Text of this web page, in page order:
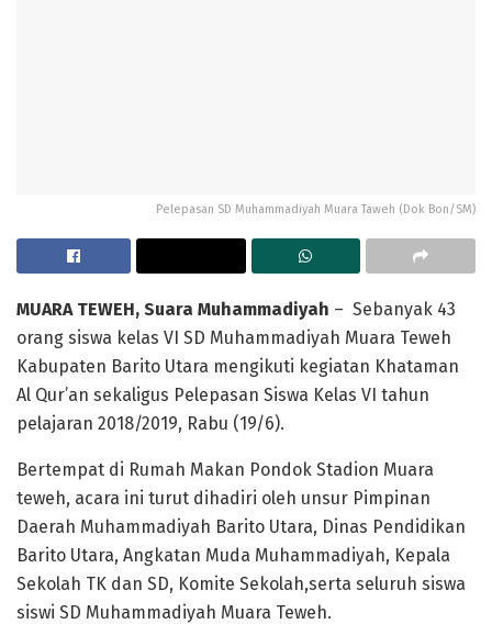
Pelepasan SD Muhammadiyah Muara Taweh (Dok Bon/SM)
MUARA TEWEH, Suara Muhammadiyah – Sebanyak 43
orang siswa kelas VI SD Muhammadiyah Muara Teweh
Kabupaten Barito Utara mengikuti kegiatan Khataman
Al Qur’an sekaligus Pelepasan Siswa Kelas VI tahun
pelajaran 2018/2019, Rabu (19/6).
Bertempat di Rumah Makan Pondok Stadion Muara
teweh, acara ini turut dihadiri oleh unsur Pimpinan
Daerah Muhammadiyah Barito Utara, Dinas Pendidikan
Barito Utara, Angkatan Muda Muhammadiyah, Kepala
Sekolah TK dan SD, Komite Sekolah,serta seluruh siswa
siswi SD Muhammadiyah Muara Teweh.